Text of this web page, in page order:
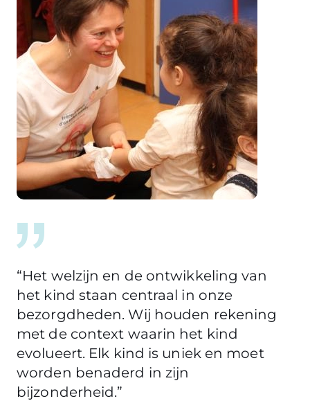
“Het welzijn en de ontwikkeling van
het kind staan centraal in onze
bezorgdheden. Wij houden rekening
met de context waarin het kind
evolueert. Elk kind is uniek en moet
worden benaderd in zijn
bijzonderheid.”